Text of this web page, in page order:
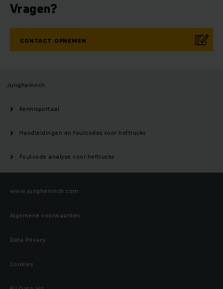
Vragen?
CONTACT OPNEMEN
Jungheinrich
Kennisportaal
Handleidingen en foutcodes voor heftrucks
Foutcode analyse voor heftrucks
www.jungheinrich.com
Algemene voorwaarden
Data Privacy
Cookies